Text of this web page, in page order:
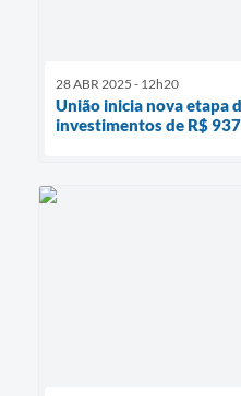
28 ABR 2025 - 12h20
União inicia nova etapa
investimentos de R$